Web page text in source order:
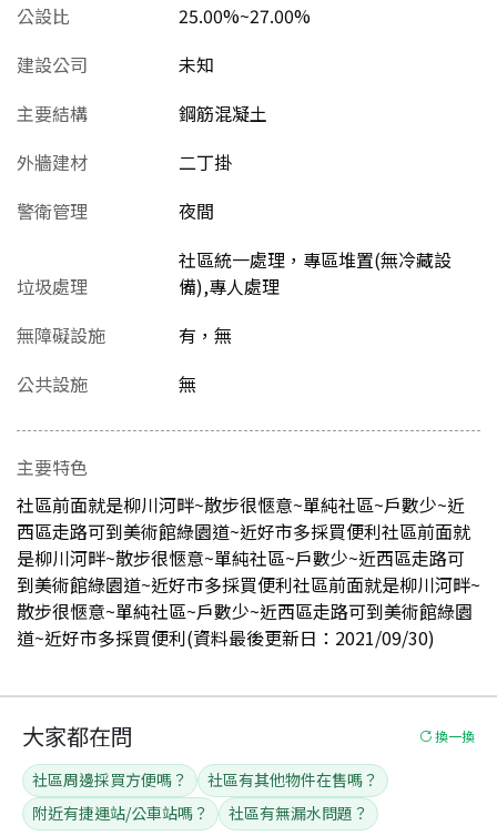
公設比
25.00%~27.00%
建設公司
未知
主要結構
鋼筋混凝土
外牆建材
二丁掛
警衛管理
夜間
垃圾處理
社區統一處理，專區堆置(無冷藏設
備),專人處理
無障礙設施
有，無
公共設施
無
主要特色
社區前面就是柳川河畔~散步很愜意~單純社區~戶數少~近
西區走路可到美術館綠園道~近好市多採買便利社區前面就
是柳川河畔~散步很愜意~單純社區~戶數少~近西區走路可
到美術館綠園道~近好市多採買便利社區前面就是柳川河畔~
散步很愜意~單純社區~戶數少~近西區走路可到美術館綠園
道~近好市多採買便利(資料最後更新日：2021/09/30)
大家都在問 換一換
社區周邊採買方便嗎？
社區有其他物件在售嗎？
附近有捷運站/公車站嗎？
社區有無漏水問題？